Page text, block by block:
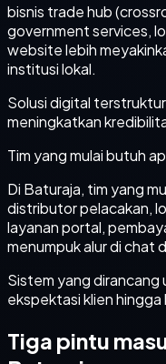
bisnis trade hub
government services,
website lebih
institusi lokal.
Solusi digital
meningkatkan
Tim yang mulai butuh
Di Baturaja, tim yang
distributor pelacakan,
layanan portal,
menumpuk alur di chat
Sistem yang dirancang
ekspektasi klien
Tiga pintu